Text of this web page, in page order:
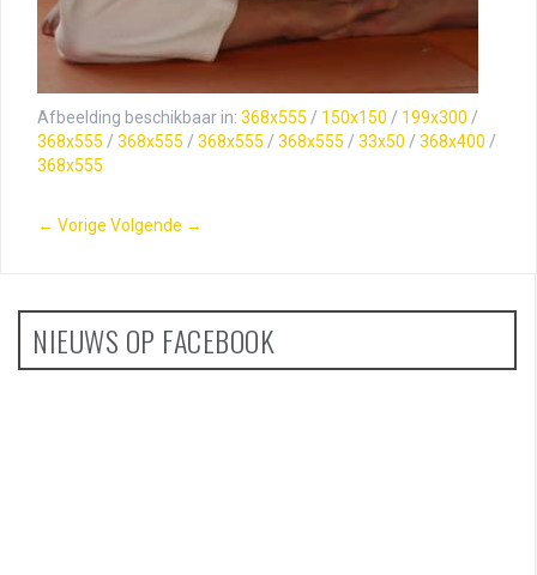
Afbeelding beschikbaar in: 368x555 / 150x150 / 199x300 /
368x555 / 368x555 / 368x555 / 368x555 / 33x50 / 368x400 /
368x555
← Vorige Volgende →
NIEUWS OP FACEBOOK